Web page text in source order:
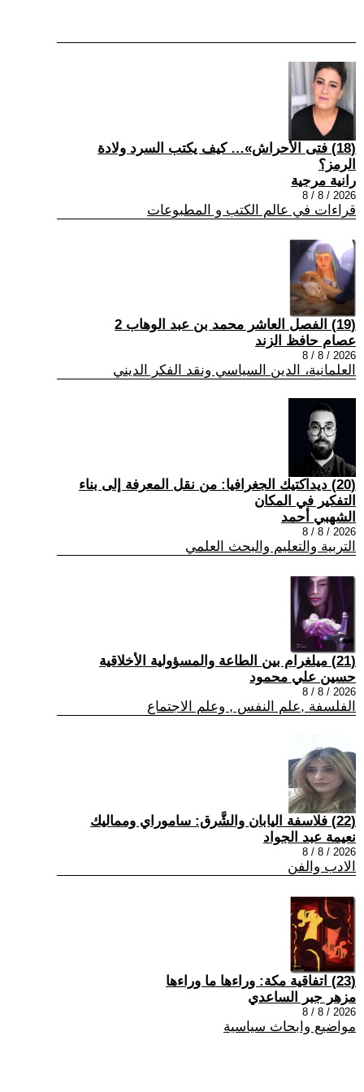
(18) فتى الأحراش»… كيف يكتب السرد ولادة
الرمز؟
رانية مرجية
2026 / 8 / 8
قراءات في عالم الكتب و المطبوعات
(19) الفصل العاشر محمد بن عبد الوهاب 2
عصام حافظ الزند
2026 / 8 / 8
العلمانية، الدين السياسي ونقد الفكر الديني
(20) ديداكتيك الجغرافيا: من نقل المعرفة إلى بناء
التفكير في المكان
الشهبي أحمد
2026 / 8 / 8
التربية والتعليم والبحث العلمي
(21) ميلغرام بين الطاعة والمسؤولية الأخلاقية
حسين علي محمود
2026 / 8 / 8
الفلسفة ,علم النفس , وعلم الاجتماع
(22) فلاسفة اليابان والشَّرق: ساموراي ومماليك
نعيمة عبد الجواد
2026 / 8 / 8
الادب والفن
(23) اتفاقية مكة: وراءها ما وراءها
مزهر جبر الساعدي
2026 / 8 / 8
مواضيع وابحاث سياسية